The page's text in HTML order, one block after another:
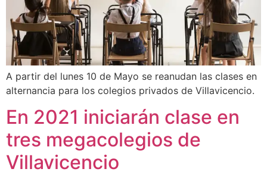
A partir del lunes 10 de Mayo se reanudan las clases en
alternancia para los colegios privados de Villavicencio.
En 2021 iniciarán clase en
tres megacolegios de
Villavicencio